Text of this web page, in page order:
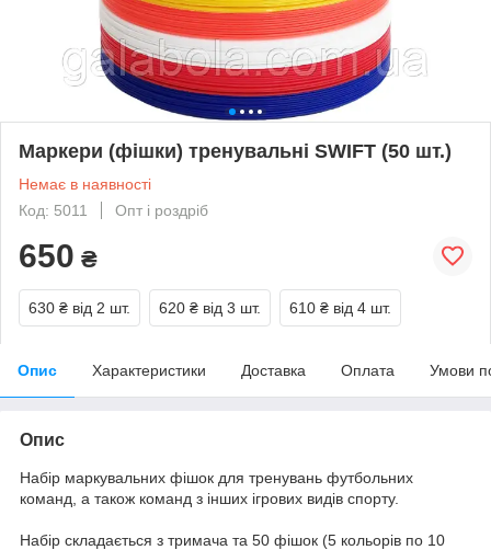
Маркери (фішки) тренувальні SWIFT (50 шт.)
Немає в наявності
Код: 5011
Опт і роздріб
650 ₴
630 ₴ від 2 шт. 620 ₴ від 3 шт. 610 ₴ від 4 шт.
Опис Характеристики Доставка Оплата Умови
Опис
Набір маркувальних фішок для тренувань футбольних
команд, а також команд з інших ігрових видів спорту.
Набір складається з тримача та 50 фішок (5 кольорів по 10